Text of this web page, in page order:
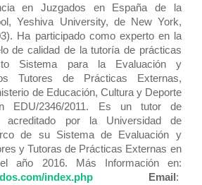
en Juzgados en España de la
Yeshiva University, de New York,
Ha participado como experto en la
de calidad de la tutoría de prácticas
Sistema para la Evaluación y
Tutores de Prácticas Externas,
de Educación, Cultura y Deporte
EDU/2346/2011. Es un tutor de
acreditado por la Universidad de
de su Sistema de Evaluación y
y Tutoras de Prácticas Externas en
año 2016. Más Información en:
index.php
Email :